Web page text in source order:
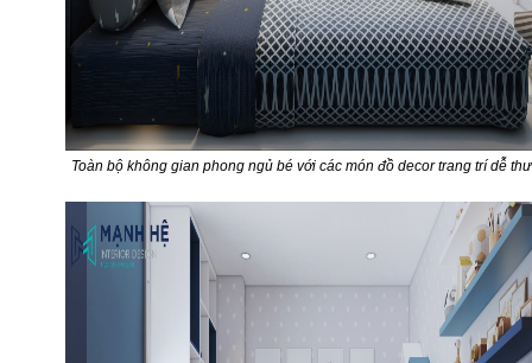
Toàn bộ không gian phong ngủ bé với các món đồ decor trang trí dễ